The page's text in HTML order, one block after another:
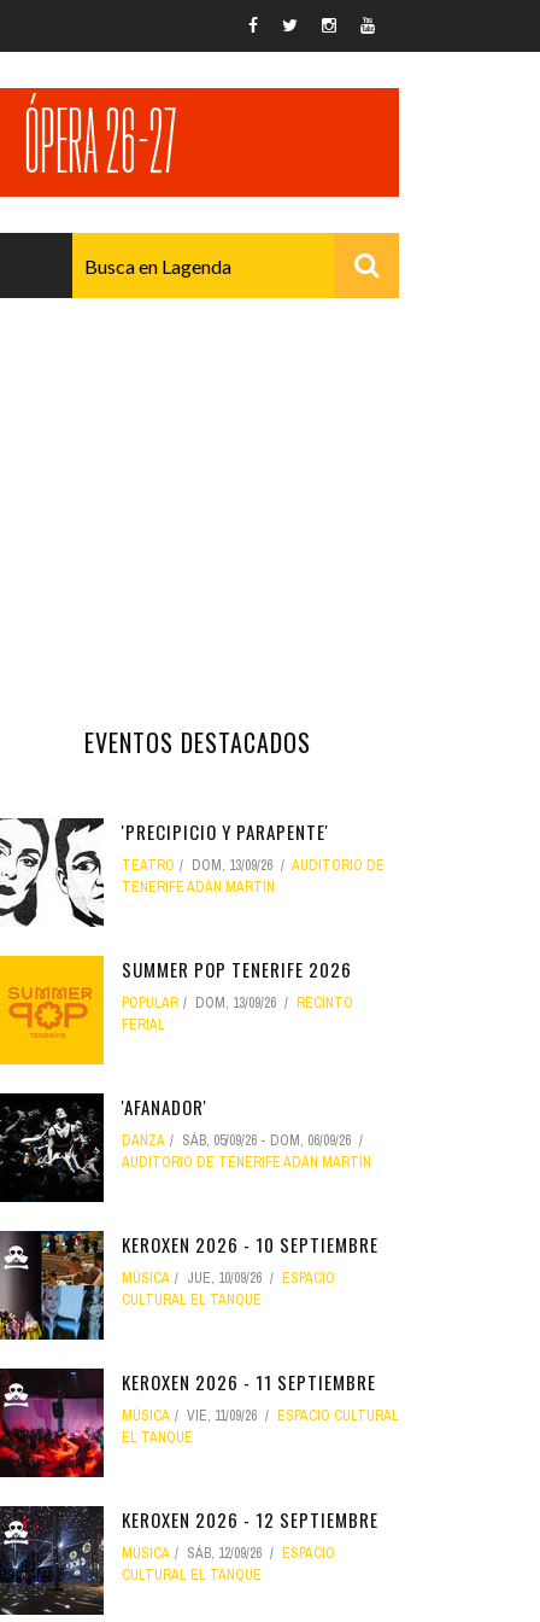
EVENTOS DESTACADOS
'PRECIPICIO Y PARAPENTE'
TEATRO DOM, 13/09/26
AUDITORIO DE
TENERIFE ADÁN MARTÍN
SUMMER POP TENERIFE 2026
POPULAR DOM, 13/09/26
RECINTO
FERIAL
'AFANADOR'
DANZA SÁB, 05/09/26 - DOM, 06/09/26
AUDITORIO DE TENERIFE ADÁN MARTÍN
KEROXEN 2026 - 10 SEPTIEMBRE
MÚSICA JUE, 10/09/26
ESPACIO
CULTURAL EL TANQUE
KEROXEN 2026 - 11 SEPTIEMBRE
MÚSICA VIE, 11/09/26
ESPACIO CULTURAL
EL TANQUE
KEROXEN 2026 - 12 SEPTIEMBRE
MÚSICA SÁB, 12/09/26
ESPACIO
CULTURAL EL TANQUE